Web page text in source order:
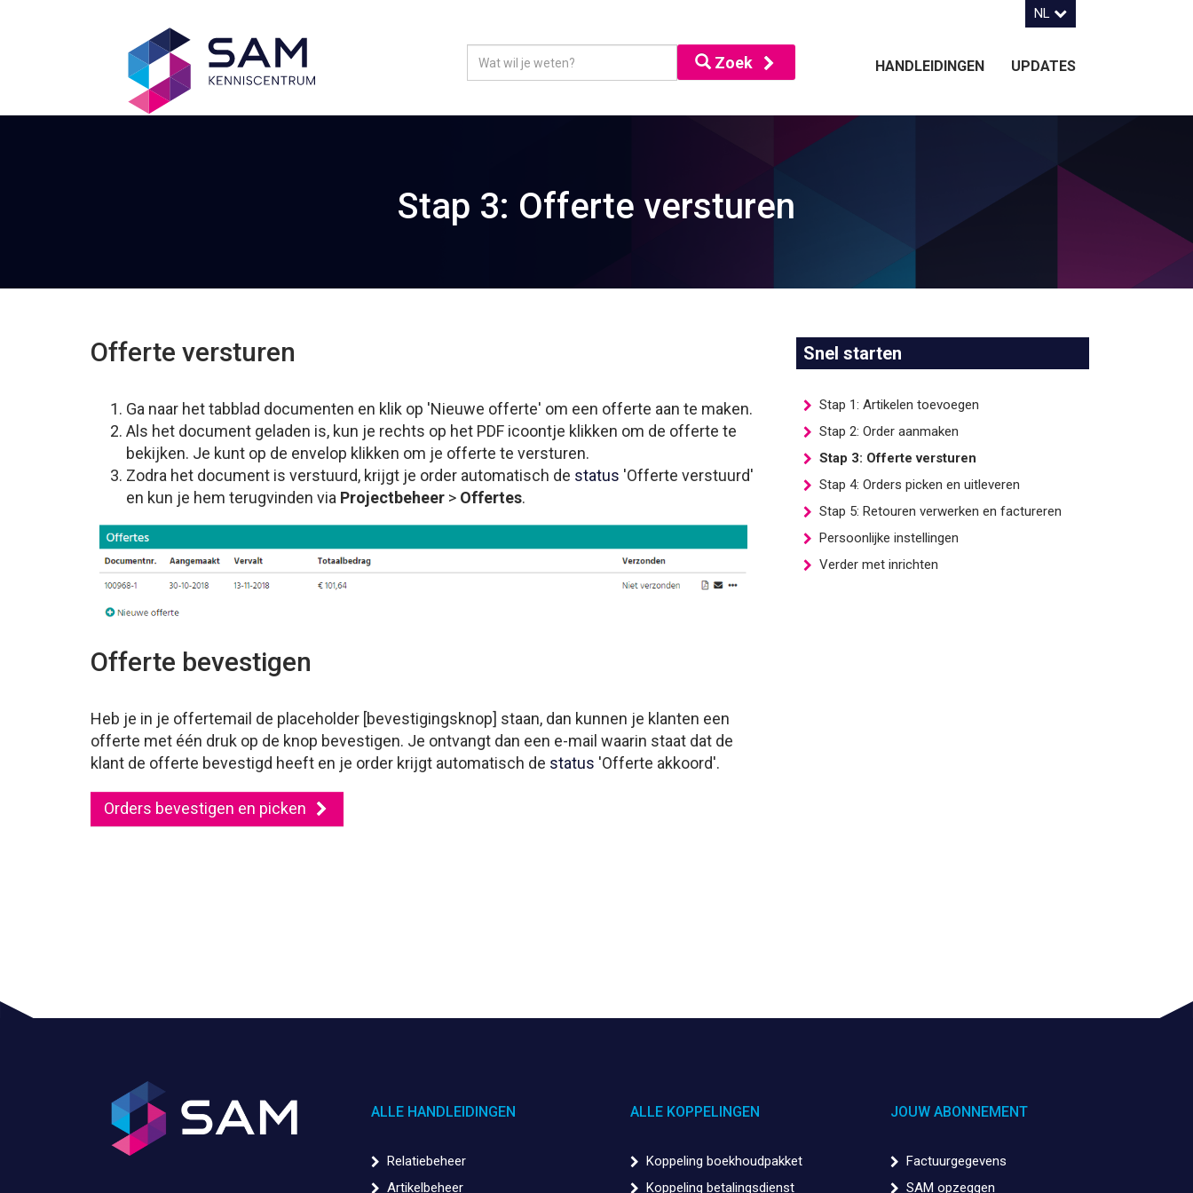
NL
Zoek HANDLEIDINGEN UPDATES
Stap 3: Offerte versturen
Offerte versturen
Ga naar het tabblad documenten en klik op 'Nieuwe offerte' om een offerte aan te maken.
Als het document geladen is, kun je rechts op het PDF icoontje klikken om de offerte te
bekijken. Je kunt op de envelop klikken om je offerte te versturen.
Zodra het document is verstuurd, krijgt je order automatisch de status 'Offerte verstuurd'
en kun je hem terugvinden via Projectbeheer > Offertes.
Offerte bevestigen
Heb je in je offertemail de placeholder [bevestigingsknop] staan, dan kunnen je klanten een
offerte met één druk op de knop bevestigen. Je ontvangt dan een e-mail waarin staat dat de
klant de offerte bevestigd heeft en je order krijgt automatisch de status 'Offerte akkoord'.
Orders bevestigen en picken
Snel starten
Stap 1: Artikelen toevoegen
Stap 2: Order aanmaken
Stap 3: Offerte versturen
Stap 4: Orders picken en uitleveren
Stap 5: Retouren verwerken en factureren
Persoonlijke instellingen
Verder met inrichten
ALLE HANDLEIDINGEN
Relatiebeheer
Artikelbeheer
ALLE KOPPELINGEN
Koppeling boekhoudpakket
Koppeling betalingsdienst
JOUW ABONNEMENT
Factuurgegevens
SAM opzeggen